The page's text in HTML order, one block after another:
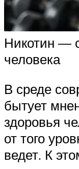
Никотин —
человека
В среде
бытует
здоровья
от того
ведет. К